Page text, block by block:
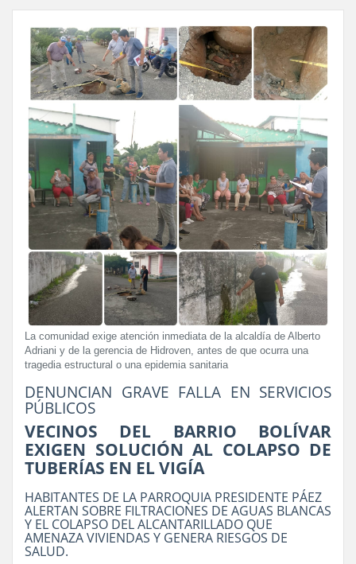
La comunidad exige atención inmediata de la alcaldía de Alberto
Adriani y de la gerencia de Hidroven, antes de que ocurra una
tragedia estructural o una epidemia sanitaria
DENUNCIAN GRAVE FALLA EN SERVICIOS
PÚBLICOS
VECINOS DEL BARRIO BOLÍVAR
EXIGEN SOLUCIÓN AL COLAPSO DE
TUBERÍAS EN EL VIGÍA
HABITANTES DE LA PARROQUIA PRESIDENTE PÁEZ
ALERTAN SOBRE FILTRACIONES DE AGUAS BLANCAS
Y EL COLAPSO DEL ALCANTARILLADO QUE
AMENAZA VIVIENDAS Y GENERA RIESGOS DE
SALUD.